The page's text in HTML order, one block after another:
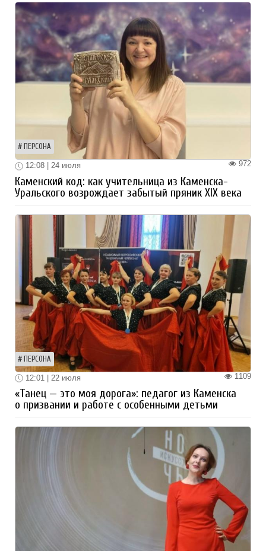
ПЕРСОНА
972
12:08 | 24 июля
Каменский код: как учительница из Каменска-
Уральского возрождает забытый пряник XIX века
ПЕРСОНА
1109
12:01 | 22 июля
«Танец — это моя дорога»: педагог из Каменска
о призвании и работе с особенными детьми